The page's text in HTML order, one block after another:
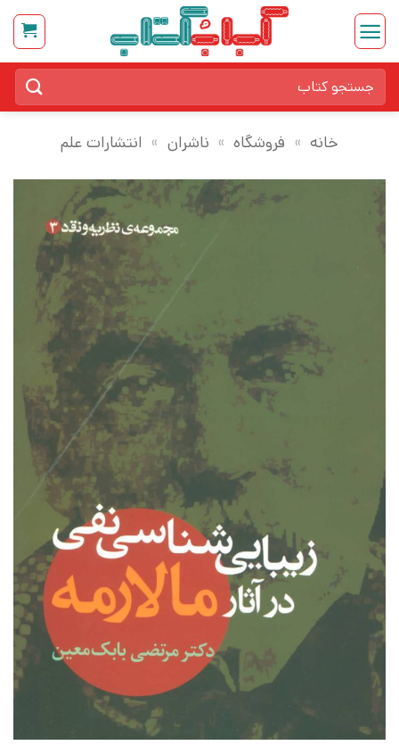
Skip
content
برای:
خانه » فروشگاه » ناشران » انتشارات علم